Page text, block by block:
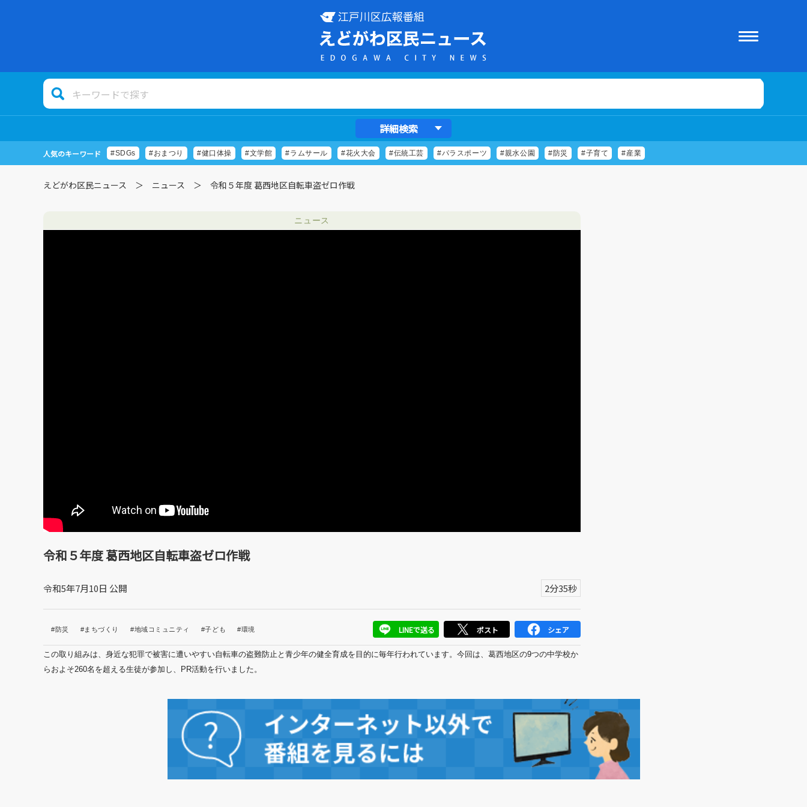
詳細検索
人気のキーワード #SDGs #おまつり #健口体操 #文学館 #ラムサール #花火大会 #伝統工芸 #パラスポーツ #親水公園 #防災 #子育て #産業
えどがわ区民ニュース ニュース 令和５年度 葛西地区自転車盗ゼロ作戦
ニュース
令和５年度 葛西地区自転車盗ゼロ作戦
令和5年7月10日 公開 2分35秒
#防災 #まちづくり #地域コミュニティ #子ども #環境 LINEで送る ポスト シェア
この取り組みは、身近な犯罪で被害に遭いやすい自転車の盗難防止 と青少年の健全育成を目的に毎年行われています。今回は、葛西地区の9つの中学校か
らおよそ260名を超える生徒が参加し、PR活動を行いました。